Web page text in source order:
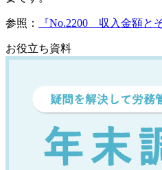
参照： 『No.2200 収入金額と
お役立ち資料